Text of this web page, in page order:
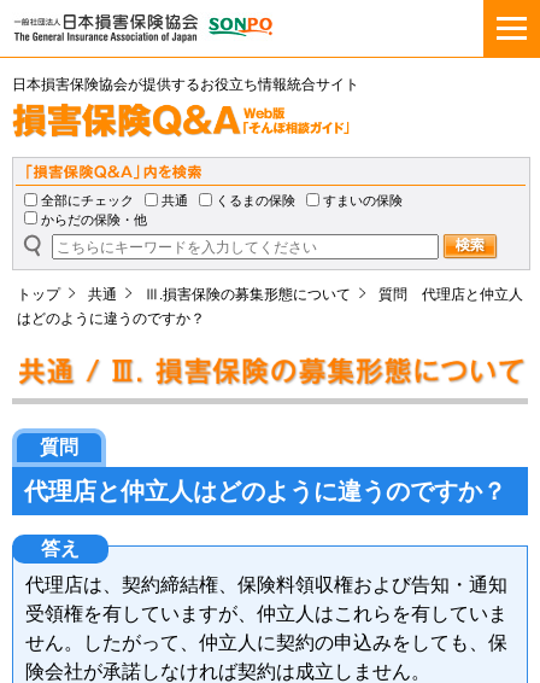
日本損害保険協会が提供するお役立ち情報統合サイト
全部にチェック 共通 くるまの保険
すまいの保険
からだの保険・他
トップ 共通 Ⅲ.損害保険の募集形態について
質問 代理店と仲立人
はどのように違うのですか？
質問
代理店と仲立人はどのように違うのですか？
答え
代理店は、契約締結権、保険料領収権および告知・通知
受領権を有していますが、仲立人はこれらを有していま
せん。したがって、仲立人に契約の申込みをしても、保
険会社が承諾しなければ契約は成立しません。